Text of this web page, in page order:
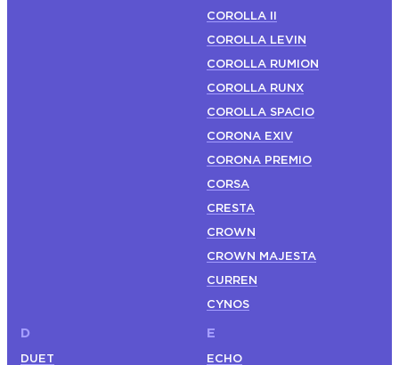
COROLLA II
COROLLA LEVIN
COROLLA RUMION
COROLLA RUNX
COROLLA SPACIO
CORONA EXIV
CORONA PREMIO
CORSA
CRESTA
CROWN
CROWN MAJESTA
CURREN
CYNOS
D
DUET
E
ECHO